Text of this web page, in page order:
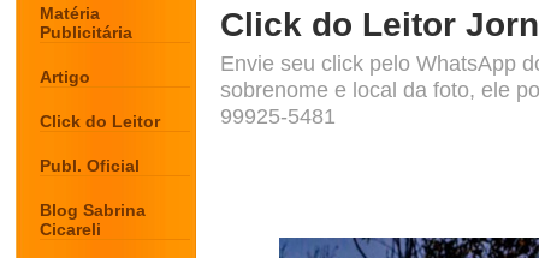
Matéria
Publicitária
Artigo
Click do Leitor
Publ. Oficial
Blog Sabrina
Cicareli
Click do Leitor
Envie seu click pelo WhatsApp
sobrenome e local da foto, ele
99925-5481